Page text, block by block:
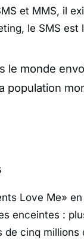
et MMS, il
le SMS est
le monde
population
Love Me»
enceintes :
cinq